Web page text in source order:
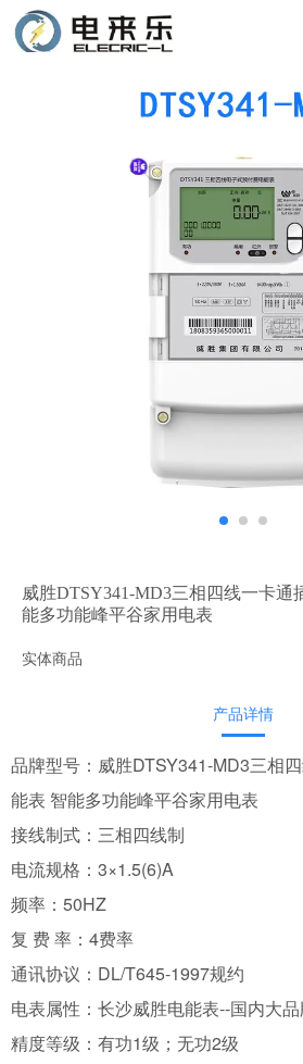
威胜DTSY341-MD3三相四线一卡通
能多功能峰平谷家用电表
实体商品
产品详情
品牌型号：威胜DTSY341-MD3三相
能表 智能多功能峰平谷家用电表
接线制式：三相四线制
电流规格：3×1.5(6)A
频率：50HZ
复 费 率：4费率
通讯协议：DL/T645-1997规约
电表属性：长沙威胜电能表--国内大
精度等级：有功1级；无功2级